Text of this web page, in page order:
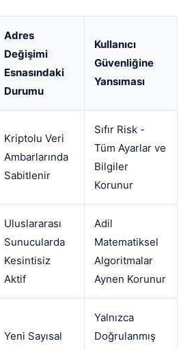
Adres
Değişimi
Esnasındaki
Durumu
Kullanıcı
Güvenliğine
Yansıması
Kriptolu Veri
Ambarlarında
Sabitlenir
Sıfır Risk -
Tüm Ayarlar ve
Bilgiler
Korunur
Uluslararası
Sunucularda
Kesintisiz
Aktif
Adil
Matematiksel
Algoritmalar
Aynen Korunur
Yeni Sayısal
Yalnızca
Doğrulanmış